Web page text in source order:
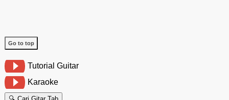
Go to top
Tutorial Guitar
Karaoke